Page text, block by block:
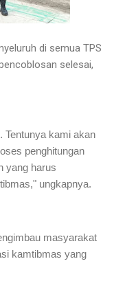
di semua TPS
selesai,
Tentunya kami akan
penghitungan
yang harus
ungkapnya.
masyarakat
kamtibmas yang